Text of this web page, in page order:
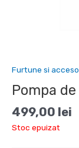
Furtune si
Pompa
499,00 lei
Stoc epuizat